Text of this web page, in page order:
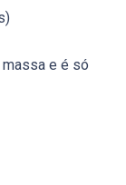
e é só